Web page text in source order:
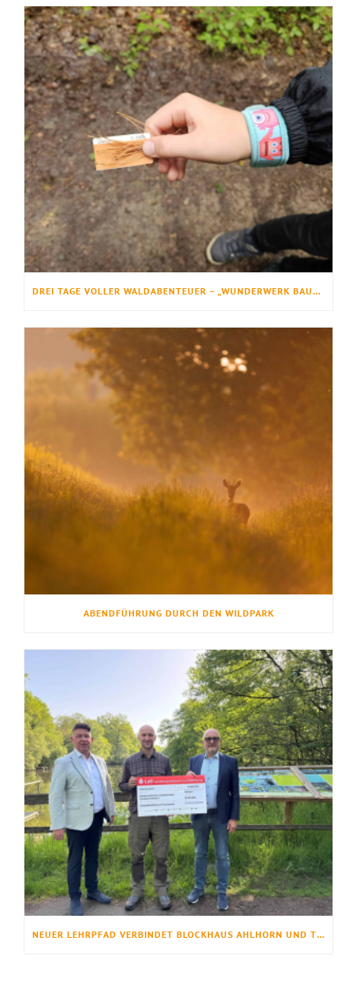
DREI TAGE VOLLER WALDABENTEUER – „WUNDERWERK BAUM“ BEGEISTERT FERIENKINDER IM WALDERLEBNIS EHRHORN
ABENDFÜHRUNG DURCH DEN WILDPARK
NEUER LEHRPFAD VERBINDET BLOCKHAUS AHLHORN UND TEICHWIRTSCHAFT AHLHORN